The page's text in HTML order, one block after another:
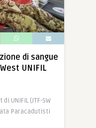
di sangue
UNIFIL
UNIFIL (JTF-SW
Paracadutisti